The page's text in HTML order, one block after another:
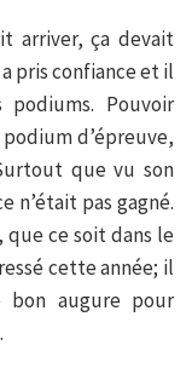
arriver, ça devait
pris confiance et il
podiums. Pouvoir
d’épreuve,
que vu son
n’était pas gagné.
que ce soit dans le
cette année; il
bon augure pour